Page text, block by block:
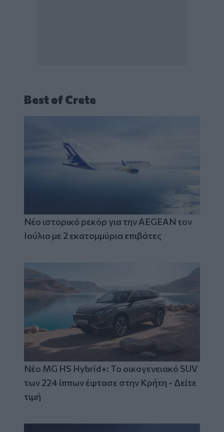
Best of Crete
Νέο ιστορικό ρεκόρ για την AEGEAN τον
Ιούλιο με 2 εκατομμύρια επιβάτες
Νέο MG HS Hybrid+: Το οικογενειακό SUV
των 224 ίππων έφτασε στην Κρήτη - Δείτε
τιμή